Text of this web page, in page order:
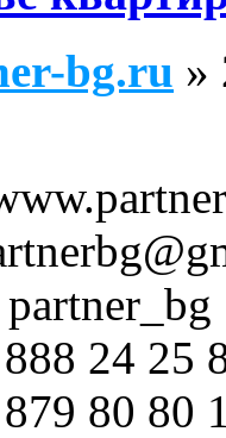
bg.ru »
24 25
80 80